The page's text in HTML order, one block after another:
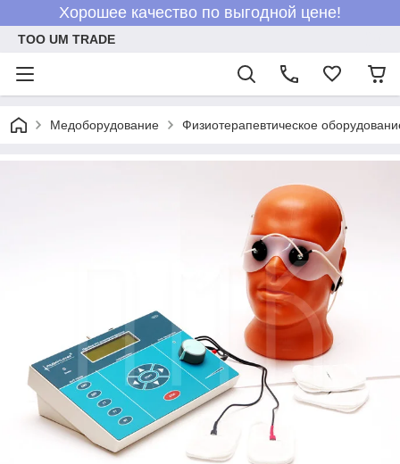
Хорошее качество по выгодной цене!
ТОО UM TRADE
Медоборудование Физиотерапевтическое